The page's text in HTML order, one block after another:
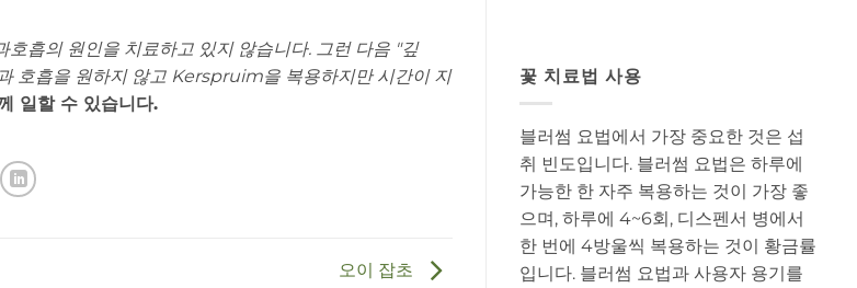
흡의 원인을 치료하고 있지 않습니다. 그런 다음 "깊
호흡을 원하지 않고 Kerspruim을 복용하지만 시간이 지
일할 수 있습니다.
오이 잡초
꽃 치료법 사용
블러썸 요법에서 가장 중요한 것은 섭
취 빈도입니다. 블러썸 요법은 하루에
가능한 한 자주 복용하는 것이 가장 좋
으며, 하루에 4~6회, 디스펜서 병에서
한 번에 4방울씩 복용하는 것이 황금률
입니다. 블러썸 요법과 사용자 용기를